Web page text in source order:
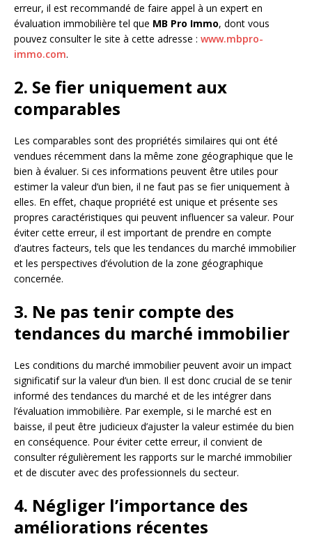
erreur, il est recommandé de faire appel à un expert en
évaluation immobilière tel que MB Pro Immo, dont vous
pouvez consulter le site à cette adresse : www.mbpro-
immo.com.
2. Se fier uniquement aux
comparables
Les comparables sont des propriétés similaires qui ont été
vendues récemment dans la même zone géographique que le
bien à évaluer. Si ces informations peuvent être utiles pour
estimer la valeur d’un bien, il ne faut pas se fier uniquement à
elles. En effet, chaque propriété est unique et présente ses
propres caractéristiques qui peuvent influencer sa valeur. Pour
éviter cette erreur, il est important de prendre en compte
d’autres facteurs, tels que les tendances du marché immobilier
et les perspectives d’évolution de la zone géographique
concernée.
3. Ne pas tenir compte des
tendances du marché immobilier
Les conditions du marché immobilier peuvent avoir un impact
significatif sur la valeur d’un bien. Il est donc crucial de se tenir
informé des tendances du marché et de les intégrer dans
l’évaluation immobilière. Par exemple, si le marché est en
baisse, il peut être judicieux d’ajuster la valeur estimée du bien
en conséquence. Pour éviter cette erreur, il convient de
consulter régulièrement les rapports sur le marché immobilier
et de discuter avec des professionnels du secteur.
4. Négliger l’importance des
améliorations récentes